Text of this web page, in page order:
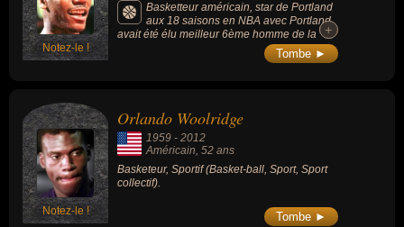
Notez-le !
Basketteur américain, star de Portland
aux 18 saisons en NBA avec Portland,
avait été élu meilleur 6ème homme de la
Ligue en 1993 et avait participé au All-Star
+
+
Tombe ►
Notez-le !
Orlando Woolridge
1959 - 2012
Américain , 52 ans
Basketeur, Sportif (Basket-ball, Sport, Sport
collectif).
Tombe ►